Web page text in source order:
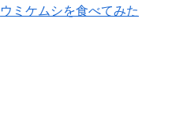
ウミケムシを食べてみた